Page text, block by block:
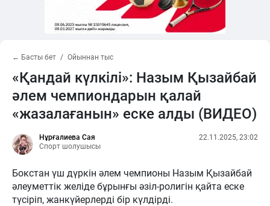
← Басты бет Ойыннан тыс
«Қандай күлкілі»: Назым Қызайбай
әлем чемпиондарын қалай
«жазалағанын» еске алды (ВИДЕО)
Нұрғалиева Сая
Спорт шолушысы
22.11.2025, 23:02
Бокстан үш дүркін әлем чемпионы Назым Қызайбай
әлеуметтік желіде бұрынғы әзіл-ролигін қайта еске
түсіріп, жанкүйерлерді бір күлдірді.